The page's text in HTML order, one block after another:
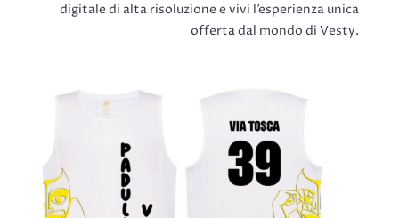
digitale di alta risoluzione e vivi l’esperienza unica
offerta dal mondo di Vesty.